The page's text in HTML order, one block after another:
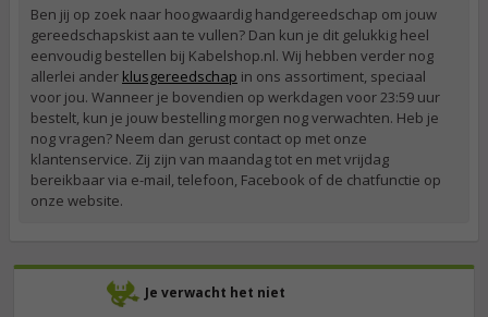
Je verwacht het niet
Ben jij op zoek naar hoogwaardig handgereedschap om jouw
gereedschapskist aan te vullen? Dan kun je dit gelukkig heel
eenvoudig bestellen bij Kabelshop.nl. Wij hebben verder nog
allerlei ander klusgereedschap in ons assortiment, speciaal
voor jou. Wanneer je bovendien op werkdagen voor 23:59 uur
bestelt, kun je jouw bestelling morgen nog verwachten. Heb je
nog vragen? Neem dan gerust contact op met onze
klantenservice. Zij zijn van maandag tot en met vrijdag
bereikbaar via e-mail, telefoon, Facebook of de chatfunctie op
onze website.